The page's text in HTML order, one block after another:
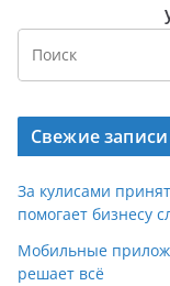
Свежие записи
За кулисами
помогает бизнесу
Мобильные
решает всё